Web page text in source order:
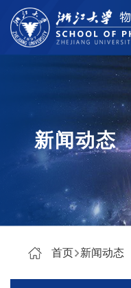
新闻动态
首页 新闻动态